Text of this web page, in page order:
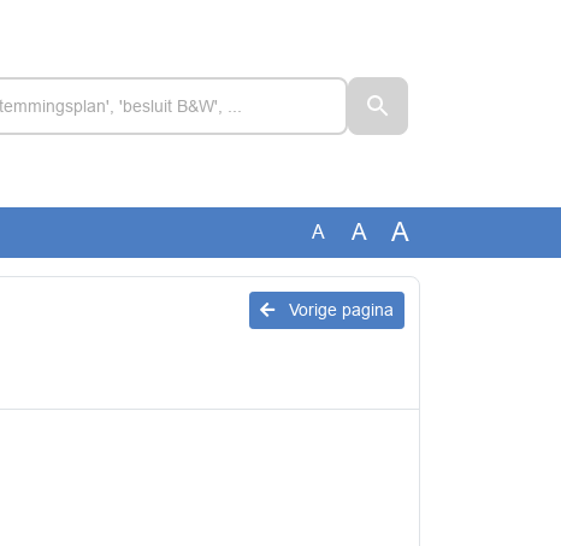
A A A
Vorige pagina